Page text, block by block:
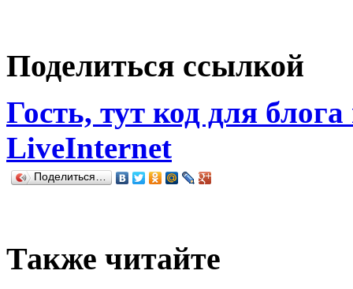
Поделиться ссылкой
Гость, тут код для
LiveInternet
Поделиться…
Также читайте